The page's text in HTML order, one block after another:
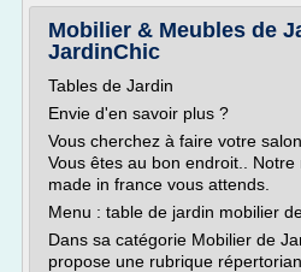
Mobilier & Meubles de
JardinChic
Tables de Jardin
Envie d'en savoir plus ?
Vous cherchez à faire votre
Vous êtes au bon endroit..
made in france vous attends.
Menu : table de jardin mobilier
Dans sa catégorie Mobilier de
propose une rubrique